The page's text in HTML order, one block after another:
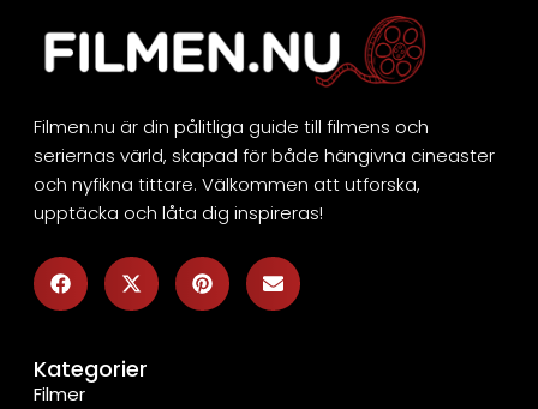
Filmen.nu är din pålitliga guide till filmens och
seriernas värld, skapad för både hängivna cineaster
och nyfikna tittare. Välkommen att utforska,
upptäcka och låta dig inspireras!
Kategorier
Filmer